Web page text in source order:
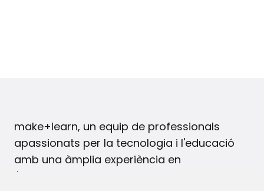
make+learn, un equip de professionals
apassionats per la tecnologia i l'educació
amb una àmplia experiència en
l'ensenyament de les disciplines STEAM.